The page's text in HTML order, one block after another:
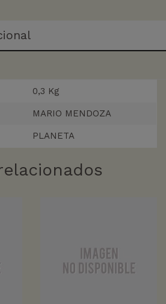
0,3 Kg
MARIO MENDOZA
PLANETA